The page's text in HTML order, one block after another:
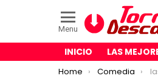
Menu
INICIO LAS
You are here:
Home Comedia